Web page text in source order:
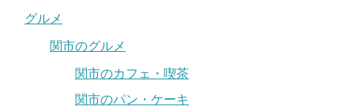
グルメ
関市のグルメ
関市のカフェ・喫茶
関市のパン・ケーキ